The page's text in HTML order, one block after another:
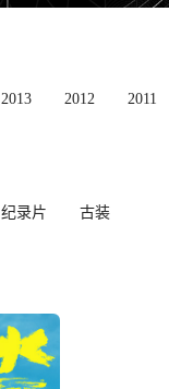
2013 2012 2011
纪录片 古装